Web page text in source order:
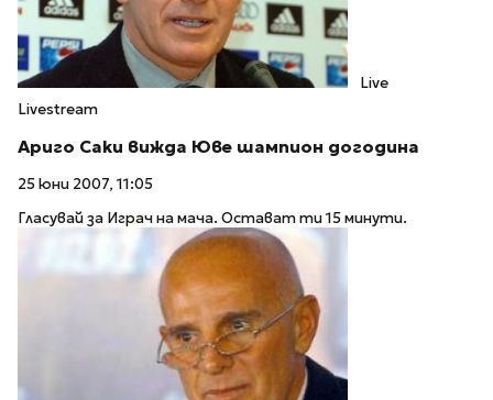
Live
Livestream
Ариго Саки вижда Юве шампион догодина
25 юни 2007, 11:05
Гласувай за Играч на мача. Остават ти 15 минути.